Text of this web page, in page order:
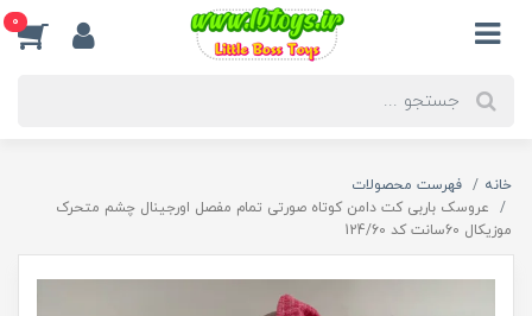
0
خانه
فهرست محصولات
عروسک باربی کت دامن کوتاه صورتی تمام مفصل اورجینال چشم متحرک
موزیکال 60سانت کد 124/60